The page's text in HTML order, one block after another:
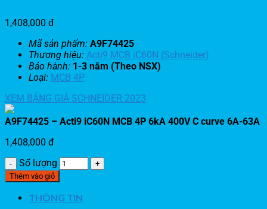
1,408,000 đ
Mã sản phẩm: A9F74425
Thương hiệu: Acti9 MCB iC60N (Schneider)
Bảo hành: 1-3 năm (Theo NSX)
Loại: MCB 4P
XEM BẢNG GIÁ SCHNEIDER 2023
A9F74425 – Acti9 iC60N MCB 4P 6kA 400V C curve 6A-63A
1,408,000 đ
Số lượng
Thêm vào giỏ
THÔNG TIN